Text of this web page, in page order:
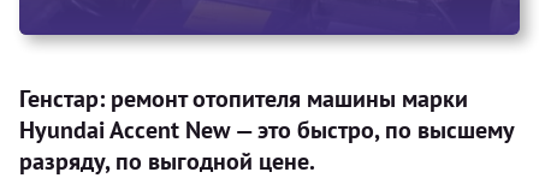
Генстар: ремонт отопителя машины марки
Hyundai Accent New — это быстро, по высшему
разряду, по выгодной цене.